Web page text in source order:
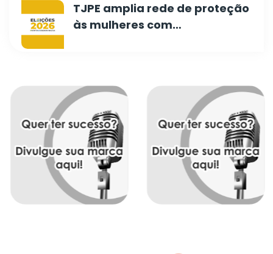
TJPE amplia rede de proteção
às mulheres com…